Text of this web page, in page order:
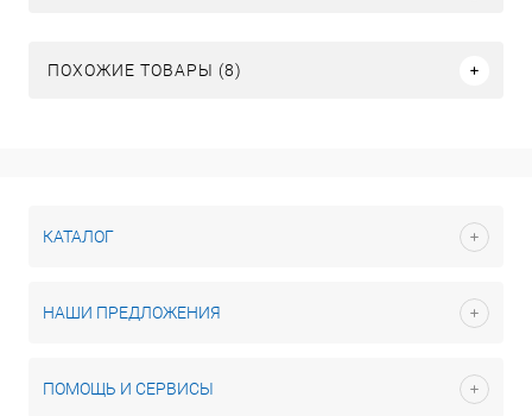
ПОХОЖИЕ ТОВАРЫ (8)
КАТАЛОГ
НАШИ ПРЕДЛОЖЕНИЯ
ПОМОЩЬ И СЕРВИСЫ